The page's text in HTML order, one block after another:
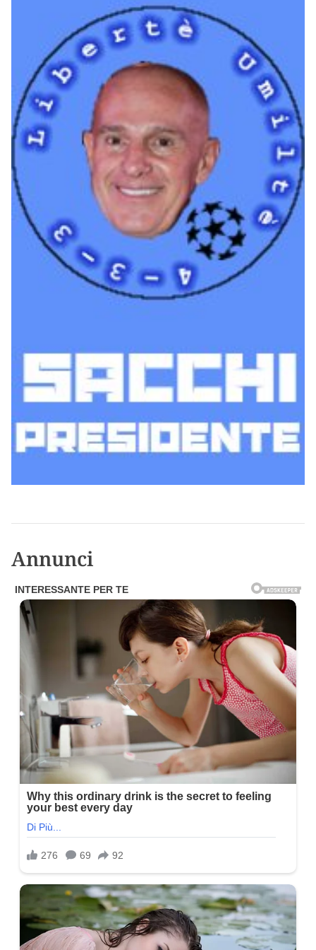
Annunci